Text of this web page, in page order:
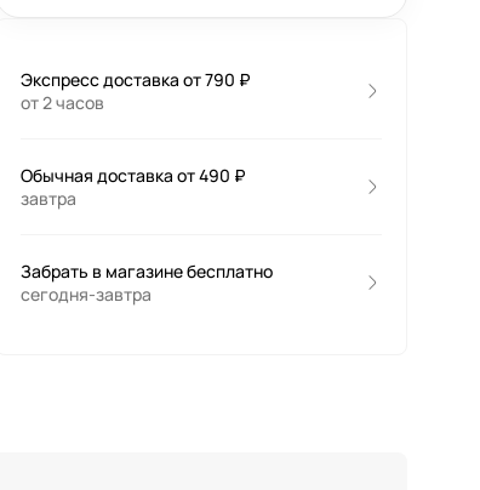
Экспресс доставка от 790 ₽
от 2 часов
Обычная доставка от 490 ₽
завтра
Забрать в магазине бесплатно
сегодня-завтра